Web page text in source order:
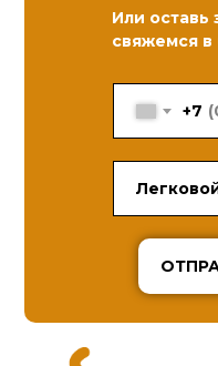
Или оставь
свяжемся
+7